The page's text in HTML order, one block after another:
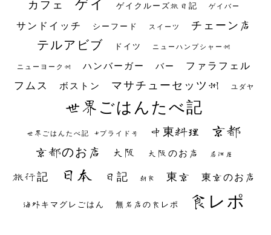
カフェ ゲイ ゲイクルーズ旅日記 ゲイバー
サンドイッチ シーフード スイーツ チェーン店
テルアビブ ドイツ ニューハンプシャー州
ニューヨーク州 ハンバーガー バー ファラフェル
フムス ボストン マサチューセッツ州 ユダヤ
世界ごはんたべ記
世界ごはんたべ記 #プライド号 中東料理 京都
京都のお店 大阪 大阪のお店 居酒屋
旅行記 日本 日記 朝食 東京 東京のお店
海外キマグレごはん 無名店の食レポ 食レポ